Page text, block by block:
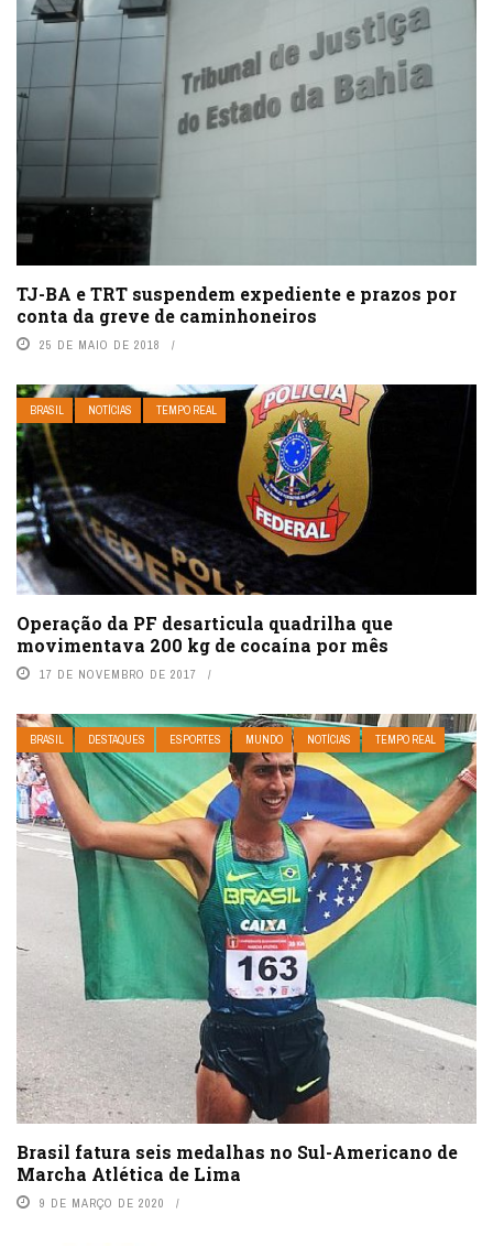
TJ-BA e TRT suspendem expediente e prazos por
conta da greve de caminhoneiros
25 DE MAIO DE 2018
BRASIL NOTÍCIAS TEMPO REAL
Operação da PF desarticula quadrilha que
movimentava 200 kg de cocaína por mês
17 DE NOVEMBRO DE 2017
BRASIL DESTAQUES ESPORTES MUNDO NOTÍCIAS TEMPO REAL
Brasil fatura seis medalhas no Sul-Americano de
Marcha Atlética de Lima
9 DE MARÇO DE 2020